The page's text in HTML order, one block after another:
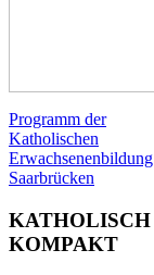
Programm der
Katholischen
Erwachsenenbildung
Saarbrücken
KATHOLISCH
KOMPAKT